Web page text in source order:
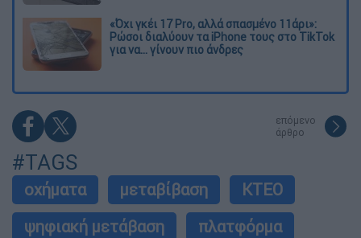
«Όχι γκέι 17 Pro, αλλά σπασμένο 11άρι»:
Ρώσοι διαλύουν τα iPhone τους στο TikTok
για να... γίνουν πιο άνδρες
επόμενο
άρθρο
#TAGS
οχήματα μεταβίβαση
ΚΤΕΟ
ψηφιακή μετάβαση
πλατφόρμα